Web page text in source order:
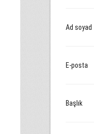
Ad soyad
E-posta
Başlık